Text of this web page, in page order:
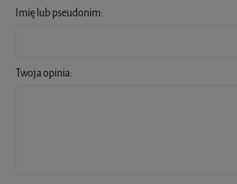
Imię lub pseudonim:
Twoja opinia: